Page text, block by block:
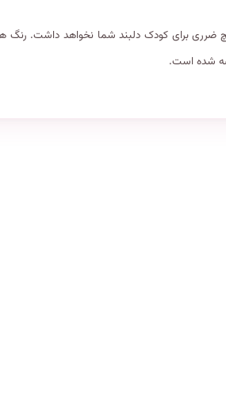
برای کودک دلبند شما نخواهد داشت. رنگ
شده است.